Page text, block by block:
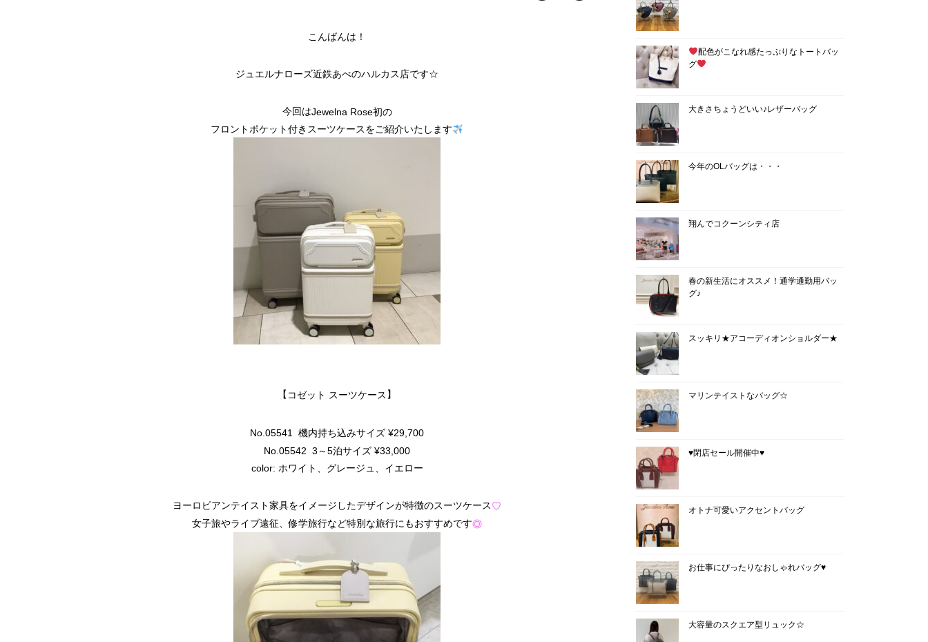
こんばんは！
ジュエルナローズ近鉄あべのハルカス店です☆
今回はJewelna Rose初の
フロントポケット付きスーツケースをご紹介いたします
【 コゼット スーツケース 】
No.05541 機内持ち込みサイズ ¥29,700
No.05542 3～5泊サイズ ¥33,000
color: ホワイト、グレージュ、イエロー
ヨーロピアンテイスト家具をイメージしたデザインが特徴のスーツケース♡
女子旅やライブ遠征、修学旅行など特別な旅行にもおすすめです◎
配色がこなれ感たっぷりなトートバッ
グ
大きさちょうどいい♪レザーバッグ
今年のOLバッグは・・・
翔んでコクーンシティ店
春の新生活にオススメ！通学通勤用バッ
グ♪
スッキリ★アコーディオンショルダー★
マリンテイストなバッグ☆
♥閉店セール開催中♥
オトナ可愛いアクセントバッグ
お仕事にぴったりなおしゃれバッグ♥
大容量のスクエア型リュック☆